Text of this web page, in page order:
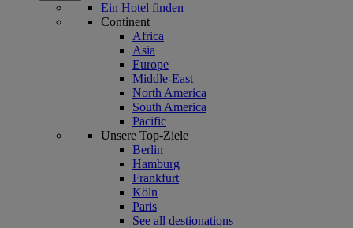
Ein Hotel finden
Continent
Africa
Asia
Europe
Middle-East
North America
South America
Pacific
Unsere Top-Ziele
Berlin
Hamburg
Frankfurt
Köln
Paris
See all destionations